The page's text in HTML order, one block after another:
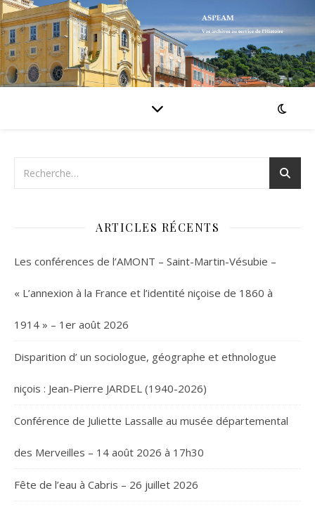
ARTICLES RÉCENTS
Les conférences de l’AMONT – Saint-Martin-Vésubie –
« L’annexion à la France et l’identité niçoise de 1860 à
1914 » – 1er août 2026
Disparition d’ un sociologue, géographe et ethnologue
niçois : Jean-Pierre JARDEL (1940-2026)
Conférence de Juliette Lassalle au musée départemental
des Merveilles – 14 août 2026 à 17h30
Fête de l’eau à Cabris – 26 juillet 2026